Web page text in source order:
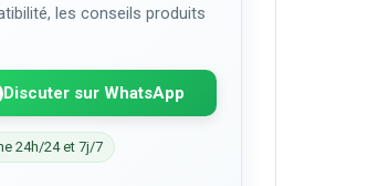
les conseils produits
Discuter sur WhatsApp
24h/24 et 7j/7